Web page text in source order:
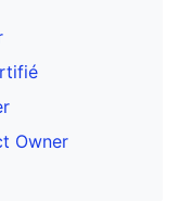
Owner